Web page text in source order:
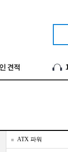
ATX 파워